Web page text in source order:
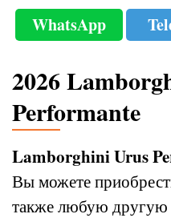
WhatsApp
2026
Performante
Lamborghini Urus
Вы можете
также любую другую